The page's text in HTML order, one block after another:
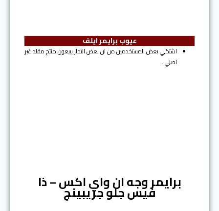
عيوب برايمر ايلف
اشتكي بعض المستخدمين من ان بعض التجار يبيعون منتج مقلد غير
اصلي .
برايمر وجه ان واي اكس – ذا
فيس جلو جريبينج